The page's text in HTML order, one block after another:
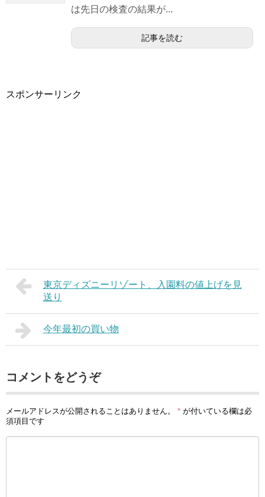
は先日の検査の結果が...
記事を読む
スポンサーリンク
東京ディズニーリゾート、入園料の値上げを見
送り
今年最初の買い物
コメントをどうぞ
メールアドレスが公開されることはありません。 * が付いている欄は必
須項目です